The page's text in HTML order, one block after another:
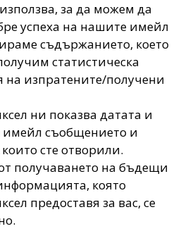
за да можем да
успеха на нашите имейл
съдържанието, което
статистическа
изпратените/получени
ни показва датата и
имейл съобщението и
сте отворили.
получаването на бъдещи
която
предоставя за вас, се